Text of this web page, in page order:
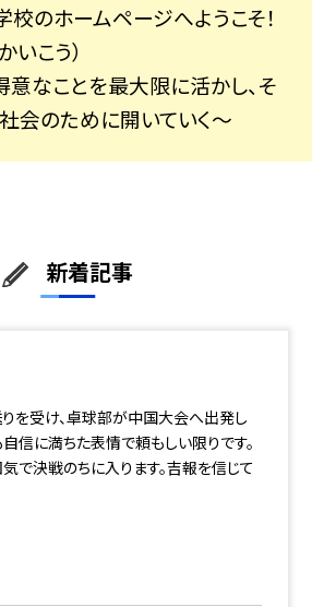
のホームページへようこそ！
いこう）
なことを最大限に活かし、そ
会のために開いていく～
新着記事
を受け、卓球部が中国大会へ出発し
信に満ちた表情で頼もしい限りです。
で決戦のちに入ります。吉報を信じて